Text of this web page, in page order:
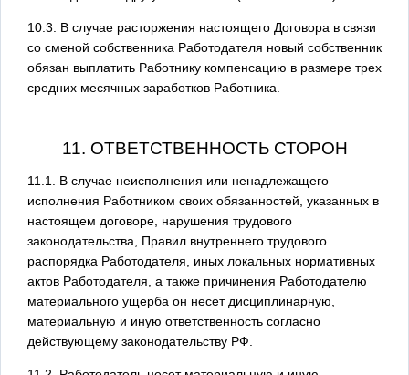
10.3. В случае расторжения настоящего Договора в связи
со сменой собственника Работодателя новый собственник
обязан выплатить Работнику компенсацию в размере трех
средних месячных заработков Работника.
11. ОТВЕТСТВЕННОСТЬ СТОРОН
11.1. В случае неисполнения или ненадлежащего
исполнения Работником своих обязанностей, указанных в
настоящем договоре, нарушения трудового
законодательства, Правил внутреннего трудового
распорядка Работодателя, иных локальных нормативных
актов Работодателя, а также причинения Работодателю
материального ущерба он несет дисциплинарную,
материальную и иную ответственность согласно
действующему законодательству РФ.